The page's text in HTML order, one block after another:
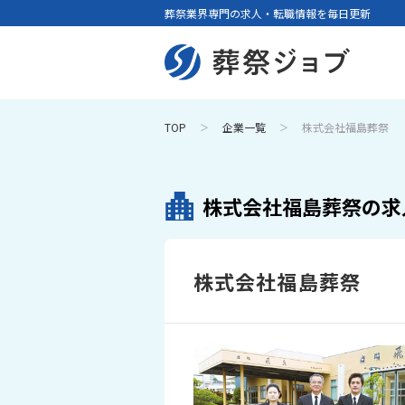
葬祭業界専門の求人・転職情報を毎日更新
TOP 企業一覧 株式会社福島葬祭
株式会社福島葬祭の
株式会社福島葬祭